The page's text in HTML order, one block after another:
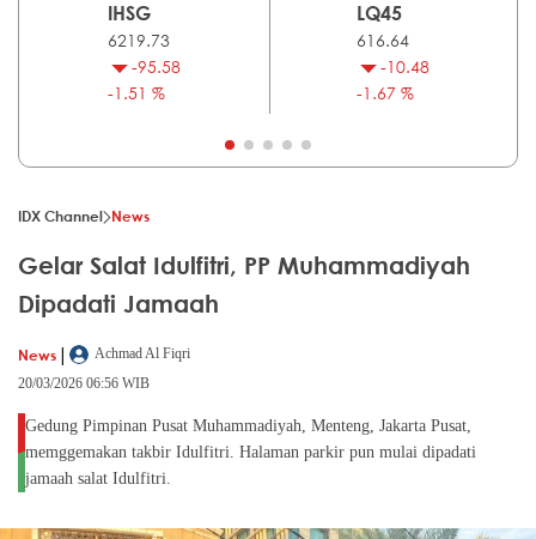
IHSG
6219.73
-95.58
-1.51 %
LQ45
616.64
-10.48
-1.67 %
IDX Channel News
Gelar Salat Idulfitri, PP Muhammadiyah
Dipadati Jamaah
News |
Achmad Al Fiqri
20/03/2026 06:56 WIB
Gedung Pimpinan Pusat Muhammadiyah, Menteng, Jakarta Pusat,
memggemakan takbir Idulfitri. Halaman parkir pun mulai dipadati
jamaah salat Idulfitri.